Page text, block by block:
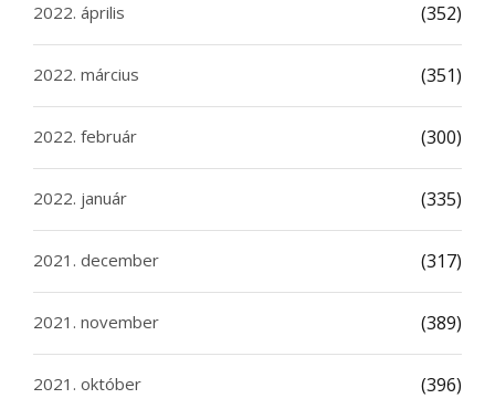
2022. április (352)
2022. március (351)
2022. február (300)
2022. január (335)
2021. december (317)
2021. november (389)
2021. október (396)